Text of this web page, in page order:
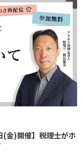
(金)開催】税理士がホ